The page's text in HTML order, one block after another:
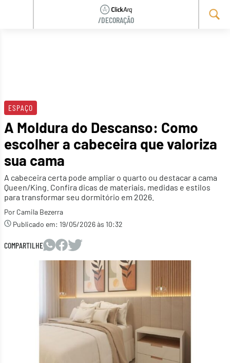
/DECORAÇÃO
ESPAÇO
A Moldura do Descanso: Como
escolher a cabeceira que valoriza
sua cama
A cabeceira certa pode ampliar o quarto ou destacar a cama
Queen/King. Confira dicas de materiais, medidas e estilos
para transformar seu dormitório em 2026.
Por Camila Bezerra
Publicado em: 19/05/2026 às 10:32
COMPARTILHE